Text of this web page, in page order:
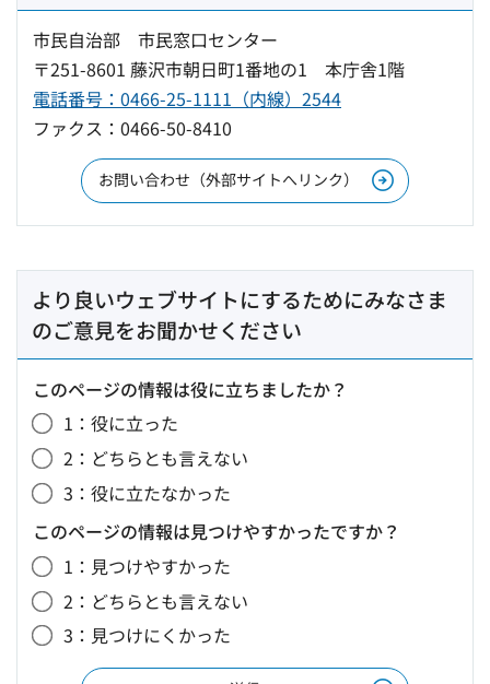
市民自治部 市民窓口センター
〒251-8601 藤沢市朝日町1番地の1 本庁舎1階
電話番号：0466-25-1111（内線）2544
ファクス：0466-50-8410
お問い合わせ（外部サイトへリンク）
より良いウェブサイトにするためにみなさま
のご意見をお聞かせください
このページの情報は役に立ちましたか？
1：役に立った
2：どちらとも言えない
3：役に立たなかった
このページの情報は見つけやすかったですか？
1：見つけやすかった
2：どちらとも言えない
3：見つけにくかった